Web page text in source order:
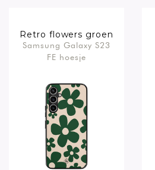
Retro flowers groen
Samsung Galaxy S23
FE hoesje